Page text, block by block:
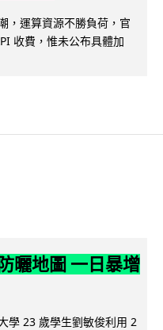
，運算資源不勝負荷，官
收費，惟未公布具體加
曬地圖 一日暴增
學 23 歲學生劉敏俊利用 2